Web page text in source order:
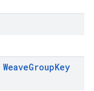
WeaveGroupKey